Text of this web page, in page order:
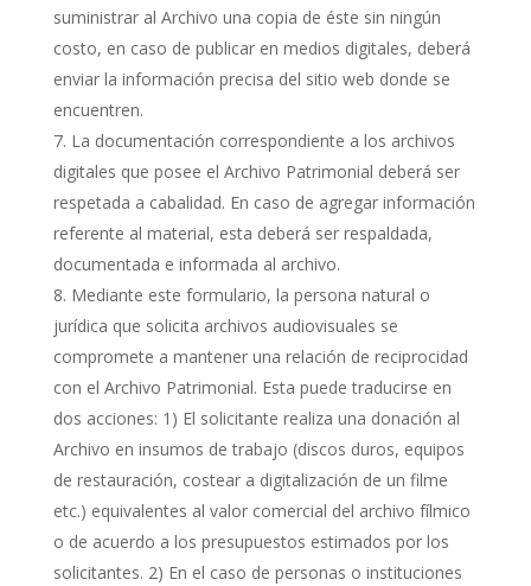
suministrar al Archivo una copia de éste sin ningún
costo, en caso de publicar en medios digitales, deberá
enviar la información precisa del sitio web donde se
encuentren.
La documentación correspondiente a los archivos
digitales que posee el Archivo Patrimonial deberá ser
respetada a cabalidad. En caso de agregar información
referente al material, esta deberá ser respaldada,
documentada e informada al archivo.
Mediante este formulario, la persona natural o
jurídica que solicita archivos audiovisuales se
compromete a mantener una relación de reciprocidad
con el Archivo Patrimonial. Esta puede traducirse en
dos acciones: 1) El solicitante realiza una donación al
Archivo en insumos de trabajo (discos duros, equipos
de restauración, costear a digitalización de un filme
etc.) equivalentes al valor comercial del archivo fílmico
o de acuerdo a los presupuestos estimados por los
solicitantes. 2) En el caso de personas o instituciones